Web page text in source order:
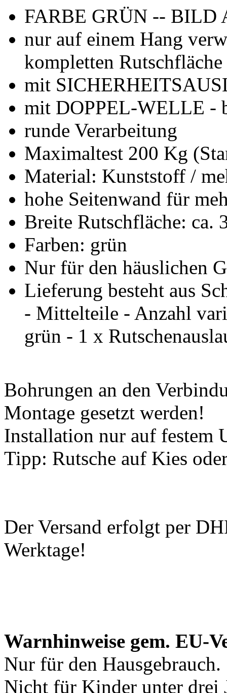
FARBE GRÜN -- BILD
nur auf einem Hang
kompletten
mit
mit DOPPEL-WELLE -
runde Verarbeitung
Maximaltest 200 Kg
Material: Kunststoff /
hohe Seitenwand für
Breite Rutschfläche: ca.
Farben: grün
Nur für den häuslichen
Lieferung besteht aus
- Mittelteile - Anzahl
grün - 1 x
Bohrungen an den
Montage gesetzt werden!
Installation nur auf festem
Tipp: Rutsche auf Kies
Der Versand erfolgt per
Werktage!
Warnhinweise gem. EU-
Nur für den Hausgebrauch.
Nicht für Kinder unter drei